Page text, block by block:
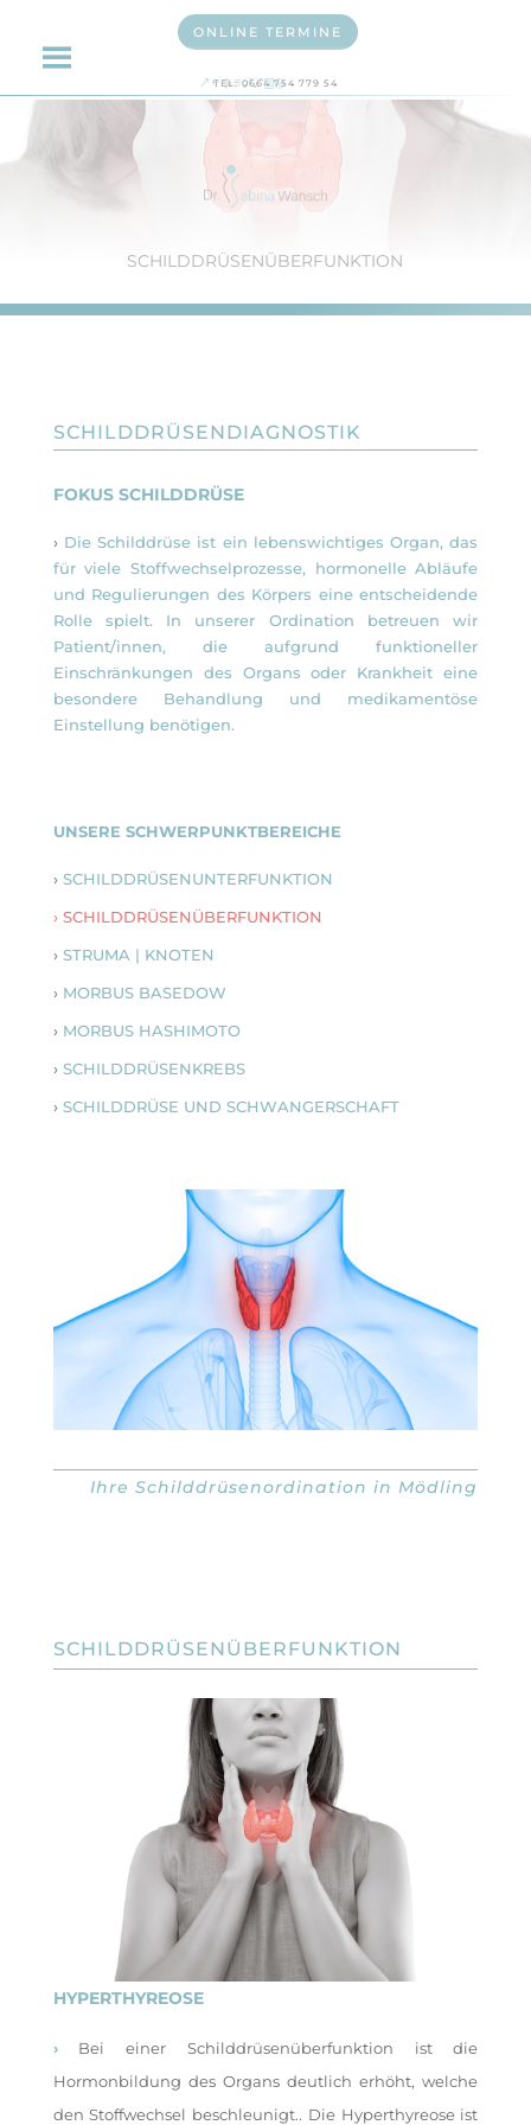
ONLINE TERMINE
TEL: 0664 754 779 54
SCHILDDRÜSENÜBERFUNKTION
SCHILDDRÜSENDIAGNOSTIK
FOKUS SCHILDDRÜSE
› Die Schilddrüse ist ein lebenswichtiges Organ, das
für viele Stoffwechselprozesse, hormonelle Abläufe
und Regulierungen des Körpers eine entscheidende
Rolle spielt. In unserer Ordination betreuen wir
Patient/innen, die aufgrund funktioneller
Einschränkungen des Organs oder Krankheit eine
besondere Behandlung und medikamentöse
Einstellung benötigen.
UNSERE SCHWERPUNKTBEREICHE
› SCHILDDRÜSENUNTERFUNKTION
› SCHILDDRÜSENÜBERFUNKTION
› STRUMA | KNOTEN
› MORBUS BASEDOW
› MORBUS HASHIMOTO
› SCHILDDRÜSENKREBS
› SCHILDDRÜSE UND SCHWANGERSCHAFT
Ihre Schilddrüsenordination in Mödling
SCHILDDRÜSENÜBERFUNKTION
HYPERTHYREOSE
›Bei einer Schilddrüsenüberfunktion ist die
Hormonbildung des Organs deutlich erhöht, welche
den Stoffwechsel beschleunigt.. Die Hyperthyreose ist